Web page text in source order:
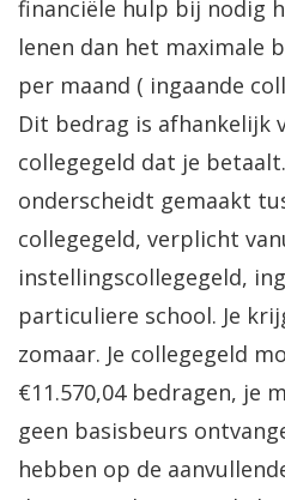
financiële hulp bij nodig
lenen dan het maximale
per maand ( ingaande
Dit bedrag is afhankelijk
collegegeld dat je
onderscheidt gemaakt
collegegeld, verplicht
instellingscollegegeld,
particuliere school. Je
zomaar. Je collegegeld
€11.570,04 bedragen, je
geen basisbeurs
hebben op de